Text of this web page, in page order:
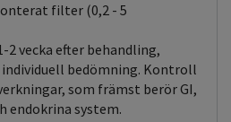
filter (0,2 - 5
vecka efter behandling,
bedömning. Kontroll
som främst berör GI,
endokrina system.